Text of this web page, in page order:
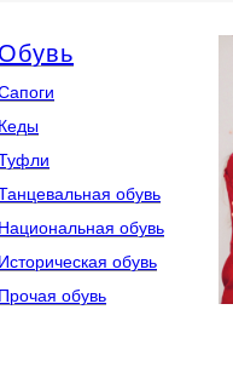
Обувь
Кеды
обувь
Национальная обувь
Историческая обувь
Прочая обувь